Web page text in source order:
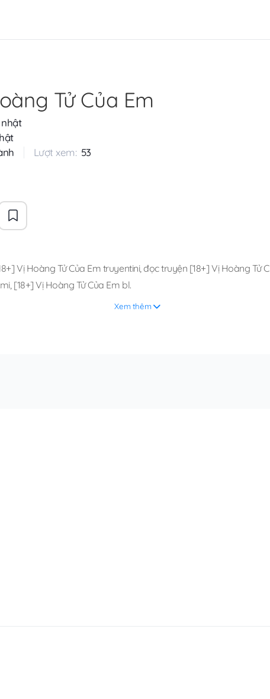
Tử Của Em
Lượt xem: 53
Vị Hoàng Tử Của Em truyentini,đọc truyện [18+] Vị Hoàng Tử
, [18+] Vị Hoàng Tử Của Em bl.
Xem thêm